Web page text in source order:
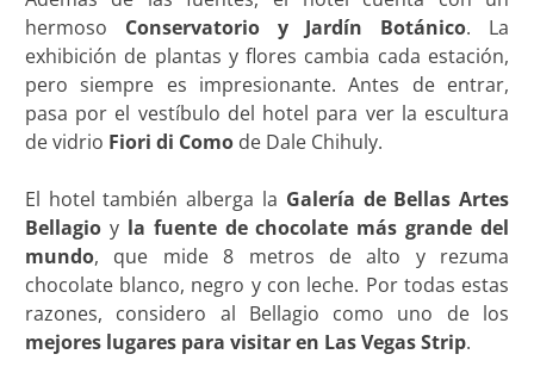
hermoso Conservatorio y Jardín Botánico. La
exhibición de plantas y flores cambia cada estación,
pero siempre es impresionante. Antes de entrar,
pasa por el vestíbulo del hotel para ver la escultura
de vidrio Fiori di Comode Dale Chihuly.
El hotel también alberga la Galería de Bellas Artes
Bellagioy la fuente de chocolate más grande del
mundo, que mide 8 metros de alto y rezuma
chocolate blanco, negro y con leche. Por todas estas
razones, considero al Bellagio como uno de los
mejores lugares para visitar en Las Vegas Strip.